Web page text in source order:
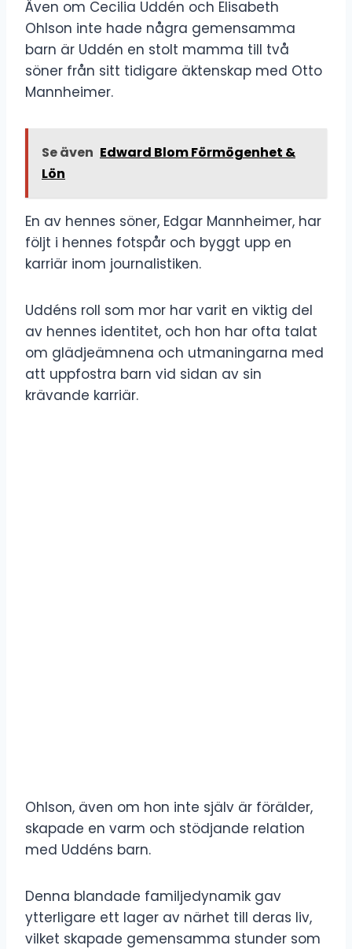
Även om Cecilia Uddén och Elisabeth
Ohlson inte hade några gemensamma
barn är Uddén en stolt mamma till två
söner från sitt tidigare äktenskap med Otto
Mannheimer.
Se även Edward Blom Förmögenhet &
Lön
En av hennes söner, Edgar Mannheimer, har
följt i hennes fotspår och byggt upp en
karriär inom journalistiken.
Uddéns roll som mor har varit en viktig del
av hennes identitet, och hon har ofta talat
om glädjeämnena och utmaningarna med
att uppfostra barn vid sidan av sin
krävande karriär.
Ohlson, även om hon inte själv är förälder,
skapade en varm och stödjande relation
med Uddéns barn.
Denna blandade familjedynamik gav
ytterligare ett lager av närhet till deras liv,
vilket skapade gemensamma stunder som